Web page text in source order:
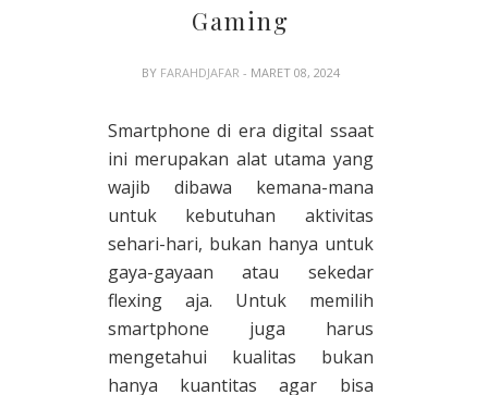
Gaming
BY FARAHDJAFAR - MARET 08, 2024
Smartphone di era digital ssaat
ini merupakan alat utama yang
wajib dibawa kemana-mana
untuk kebutuhan aktivitas
sehari-hari, bukan hanya untuk
gaya-gayaan atau sekedar
flexing aja. Untuk memilih
smartphone juga harus
mengetahui kualitas bukan
hanya kuantitas agar bisa